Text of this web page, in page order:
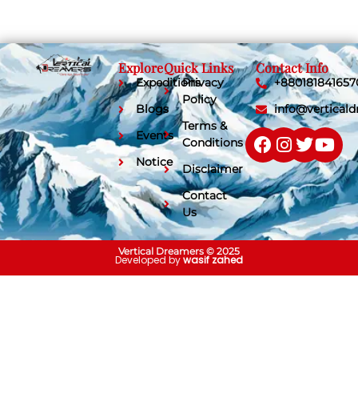
Explore
Expeditions
Blogs
Events
Notice
Quick Links
Privacy
Policy
Terms &
Conditions
Disclaimer
Contact
Us
Contact Info
Vertical Dreamers © 2025
Developed bywasif zahed